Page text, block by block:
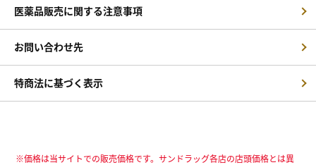
医薬品販売に関する注意事項
お問い合わせ先
特商法に基づく表示
※価格は当サイトでの販売価格です。サンドラッグ各店の店頭価格とは異